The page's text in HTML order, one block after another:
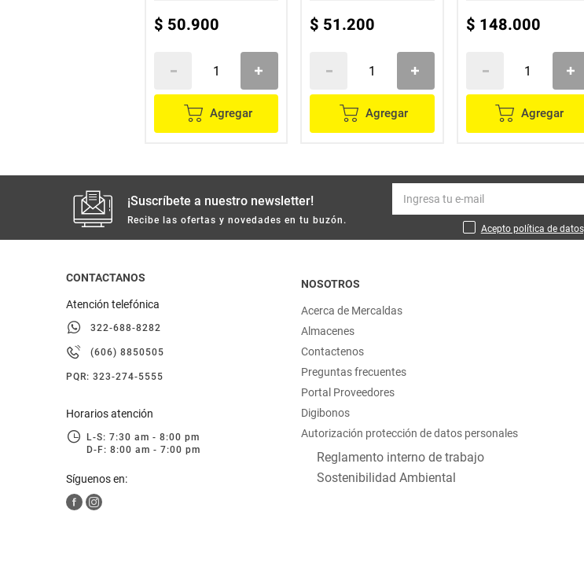
$ 50.900
Agregar
$ 51.200
Agregar
$ 148.000
Agregar
¡Suscríbete a nuestro newsletter!
Recibe las ofertas y novedades en tu buzón.
Acepto política de
CONTACTANOS
Atención telefónica
322-688-8282
(606) 8850505
PQR: 323-274-5555
Horarios atención
L-S: 7:30 am - 8:00 pm
D-F: 8:00 am - 7:00 pm
Síguenos en:
NOSOTROS
Acerca de Mercaldas
Almacenes
Contactenos
Preguntas frecuentes
Portal Proveedores
Digibonos
Autorización protección de datos personales
Reglamento interno de trabajo
Sostenibilidad Ambiental